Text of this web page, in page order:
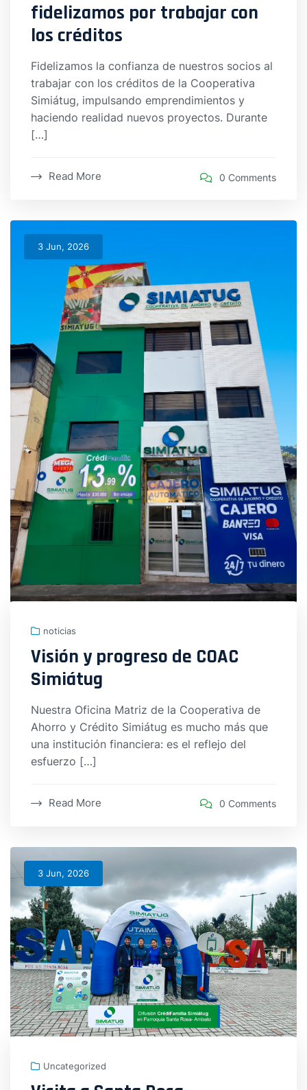
fidelizamos por trabajar con
los créditos
Fidelizamos la confianza de nuestros socios al
trabajar con los créditos de la Cooperativa
Simiátug, impulsando emprendimientos y
haciendo realidad nuevos proyectos. Durante
[…]
Read More 0 Comments
3 Jun, 2026
noticias
Visión y progreso de COAC
Simiátug
Nuestra Oficina Matriz de la Cooperativa de
Ahorro y Crédito Simiátug es mucho más que
una institución financiera: es el reflejo del
esfuerzo […]
Read More 0 Comments
3 Jun, 2026
Uncategorized